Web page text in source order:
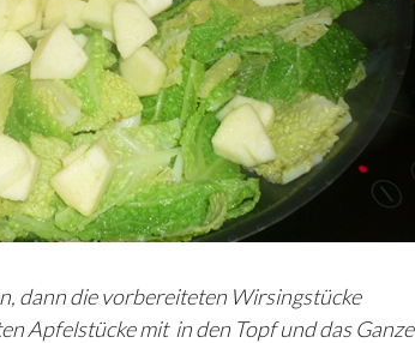
dann die vorbereiteten Wirsingstücke
Apfelstücke mit in den Topf und das Ganze